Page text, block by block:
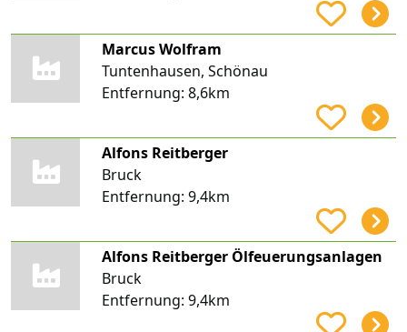
Marcus Wolfram
Tuntenhausen, Schönau
Entfernung: 8,6km
Alfons Reitberger
Bruck
Entfernung: 9,4km
Alfons Reitberger Ölfeuerungsanlagen
Bruck
Entfernung: 9,4km